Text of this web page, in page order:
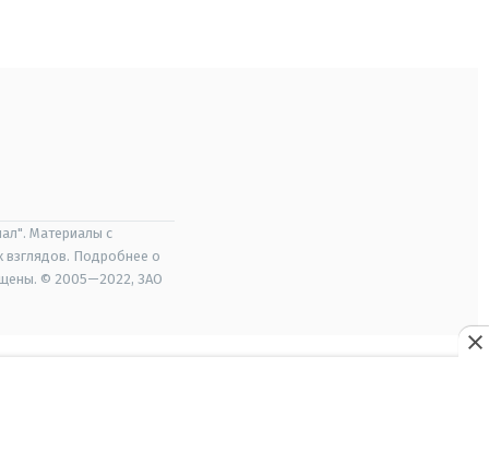
Материалы с
взглядов. Подробнее о
© 2005—2022, ЗАО